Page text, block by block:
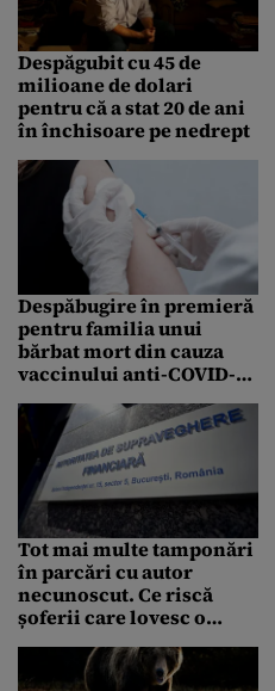
Despăgubit cu 45 de
milioane de dolari
pentru că a stat 20 de ani
în închisoare pe nedrept
Despăbugire în premieră
pentru familia unui
bărbat mort din cauza
vaccinului anti-COVID-
primită
Tot mai multe tamponări
în parcări cu autor
necunoscut. Ce riscă
șoferii care lovesc o